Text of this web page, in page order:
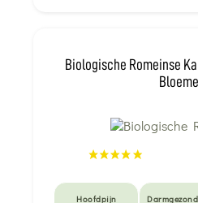
Biologische Romeinse
Hoofdpijn